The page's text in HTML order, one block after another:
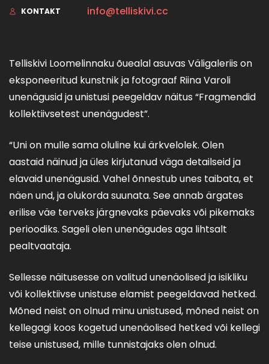
KONTAKT info@telliskivi.cc
Telliskivi Loomelinnaku õuealal asuvas Väligaleriis on
eksponeeritud kunstnik ja fotograaf Riina Varoli
unenägusid ja unistusi peegeldav näitus “Fragmendid
kollektiivsetest unenägudest”.
“Uni on mulle sama oluline kui ärkvelolek. Olen
aastaid näinud ja üles kirjutanud väga detailseid ja
elavaid unenägusid. Vahel õnnestub unes taibata, et
näen und, ja olukorda suunata. See annab ärgates
erilise väe terveks järgnevaks päevaks või pikemaks
perioodiks. Sageli olen unenägudes aga lihtsalt
pealtvaataja.
Sellesse näitusesse on valitud unenäolised ja isikliku
või kollektiivse unistuse elamist peegeldavad hetked.
Mõned neist on olnud minu unistused, mõned neist on
kellegagi koos kogetud unenäolised hetked või kellegi
teise unistused, mille tunnistajaks olen olnud.